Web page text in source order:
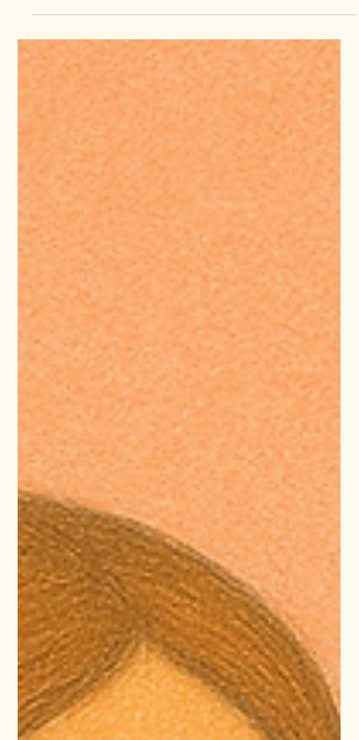
Aleksandra Podkońska
17 lis 2025
Asana w PES: mniej chaosu, więcej
kontroli nad tym, co robisz
Szukanie w kilku plikach czy notatkach aktualnego grafiku usług?
Przerywanie spotkania w połowie, żeby odebrać telefon od
współpracownika, który prosi o przypomnienie jakichś waszych
wcześniejszych ustaleń? Gubienie się w zadaniach z różnych
obszarów działalności? Czy takie sytuacje zdarzają się w twojej
codziennej pracy? Czy brakuje ci jednego miejsca, w którym
wszystko widać jak na dłoni? W tym artykule opiszę , jak
poradzić sobie z chaosem i ułatwić sobie organizację pracy